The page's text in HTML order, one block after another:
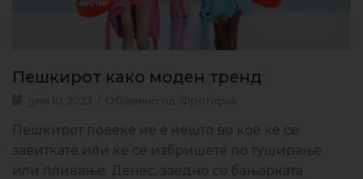
Пешкирот како моден тренд
јуни 10, 2023 Објавено од Фротирка
Пешкирот повеќе не е нешто во кое ќе се
завиткате или ќе се избришете по туширање
или пливање. Денес, заедно со бањарката